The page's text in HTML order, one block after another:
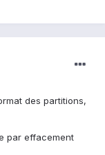
des partitions,
par effacement